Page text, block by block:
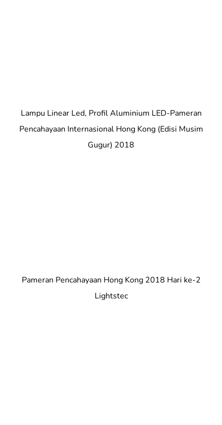
Lampu Linear Led, Profil Aluminium LED-Pameran
Pencahayaan Internasional Hong Kong (Edisi Musim
Gugur) 2018
Pameran Pencahayaan Hong Kong 2018 Hari ke-2
Lightstec